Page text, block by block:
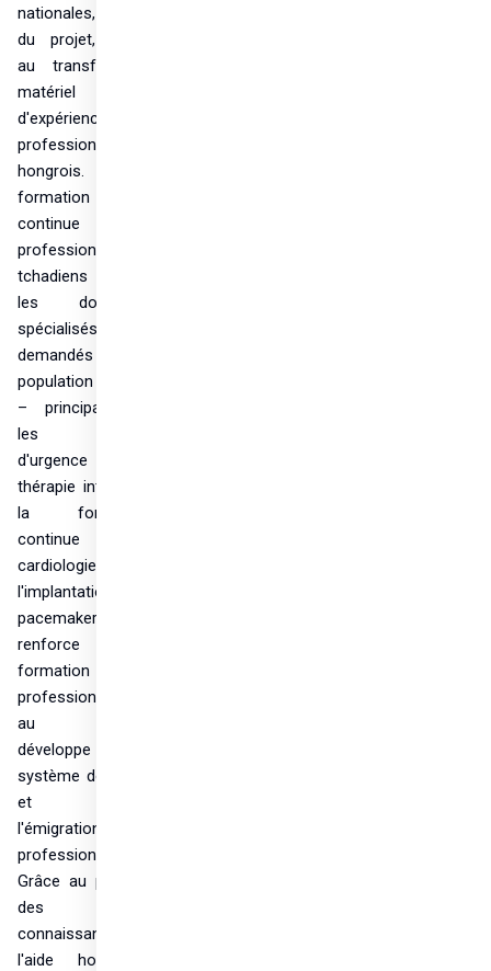
nationales, à la fin
du projet, grâce
au transfert de
matériel et
d'expérience
professionnels
hongrois. La
formation
continue des
professionnels
tchadiens dans
les domaines
spécialisés
demandés par la
population locale
– principalement
les soins
d'urgence et de
thérapie intensive,
la formation
continue en
cardiologie et
l'implantation de
pacemakers –
renforce la
formation
professionnelle
au Tchad,
développe le
système de santé
et réduit
l'émigration des
professionnels.
Grâce au partage
des
connaissances,
l'aide hongroise